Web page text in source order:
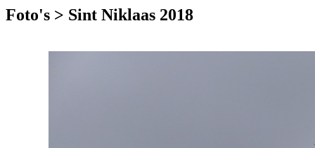
Foto's > Sint Niklaas 2018